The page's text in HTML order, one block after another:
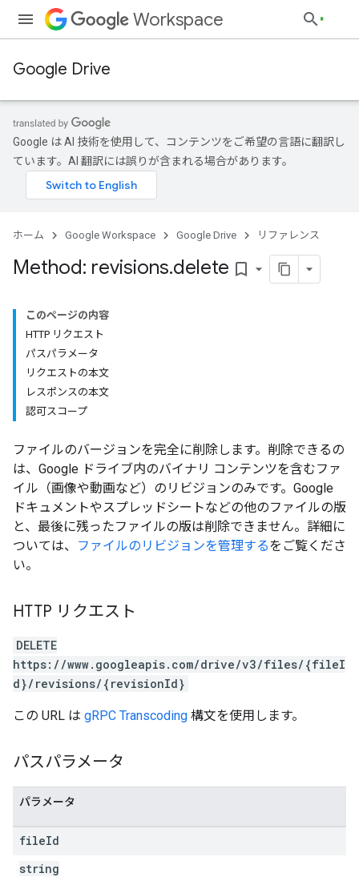
Workspace
Google Drive
Google は AI 技術を使用して、コンテンツをご希望の言語に翻訳し
ています。AI 翻訳には誤りが含まれる場合があります。
ホーム Google Workspace Google Drive リファレンス
Method: revisions.delete bookmark_border
このページの内容
HTTP リクエスト
パスパラメータ
リクエストの本文
レスポンスの本文
認可スコープ
ファイルのバージョンを完全に削除します。削除できるの
は、Google ドライブ内のバイナリ コンテンツを含むファ
イル（画像や動画など）のリビジョンのみです。Google
ドキュメントやスプレッドシートなどの他のファイルの版
と、最後に残ったファイルの版は削除できません。詳細に
ついては、
ファイルのリビジョンを管理するをご覧くださ
い。
HTTP リクエスト
DELETE
https://www.googleapis.com/drive/v3/files/{fileI
d}/revisions/{revisionId}
この URL は gRPC Transcoding 構文を使用します。
パスパラメータ
パラメータ
fileId
string